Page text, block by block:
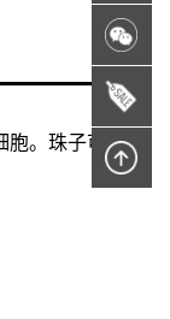
。珠子可以捕